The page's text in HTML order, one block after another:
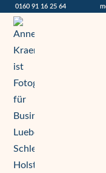
0160 91 16 25 64